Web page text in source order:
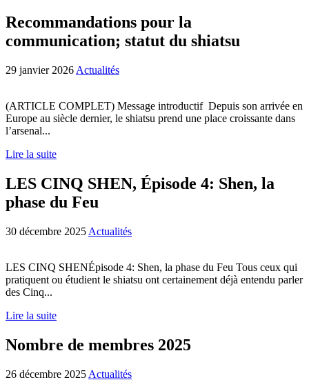
Recommandations pour la
communication; statut du shiatsu
29 janvier 2026 Actualités
(ARTICLE COMPLET) Message introductif Depuis son arrivée en
Europe au siècle dernier, le shiatsu prend une place croissante dans
l’arsenal...
Lire la suite
LES CINQ SHEN, Épisode 4: Shen, la
phase du Feu
30 décembre 2025 Actualités
LES CINQ SHENÉpisode 4: Shen, la phase du Feu Tous ceux qui
pratiquent ou étudient le shiatsu ont certainement déjà entendu parler
des Cinq...
Lire la suite
Nombre de membres 2025
26 décembre 2025 Actualités